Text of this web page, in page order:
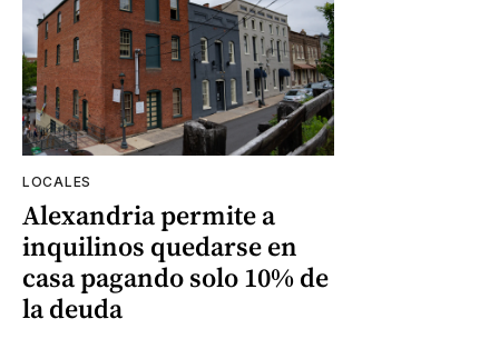
LOCALES
Alexandria permite a
inquilinos quedarse en
casa pagando solo 10% de
la deuda